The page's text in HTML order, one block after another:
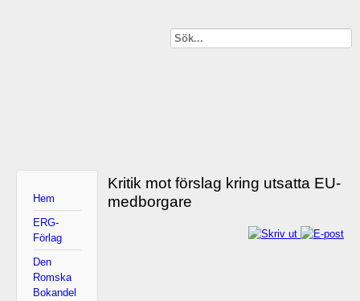
Hem
ERG-
Förlag
Den
Romska
Bokandel
Kritik mot förslag kring utsatta EU-
medborgare